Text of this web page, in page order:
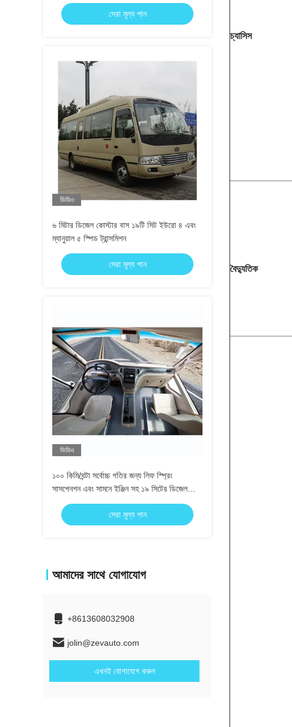
সেরা মূল্য পান
ভিডিও
৬ মিটার ডিজেল কোস্টার বাস ১৯টি সিট ইউরো ৪ এবং
ম্যানুয়াল ৫ স্পিড ট্রান্সমিশন
সেরা মূল্য পান
ভিডিও
১০০ কিমি/ঘন্টা সর্বোচ্চ গতির জন্য লিফ স্প্রিং
সাসপেনশন এবং সামনে ইঞ্জিন সহ ১৯ সিটের ডিজেল
ইঞ্জিন কোস্টার বাস
সেরা মূল্য পান
আমাদের সাথে যোগাযোগ
+8613608032908
jolin@zevauto.com
এখনই যোগাযোগ করুন
চ্যাসিস
বৈদ্যুতিক